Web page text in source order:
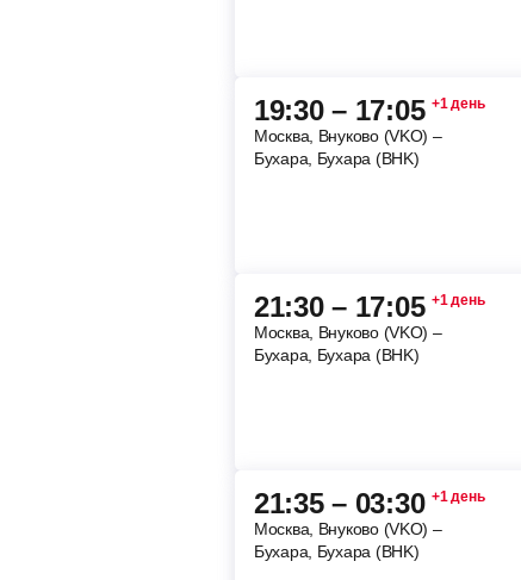
19:30 – 17:05 +1 день
Москва, Внуково (VKO) –
Бухара, Бухара (BHK)
21:30 – 17:05 +1 день
Москва, Внуково (VKO) –
Бухара, Бухара (BHK)
21:35 – 03:30 +1 день
Москва, Внуково (VKO) –
Бухара, Бухара (BHK)